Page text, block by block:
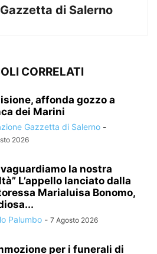
di Salerno
CORRELATI
affonda gozzo a
dei Marini
Gazzetta di Salerno -
2026
la nostra
L’appello lanciato dalla
Marialuisa Bonomo,
Palumbo - 7 Agosto 2026
per i funerali di